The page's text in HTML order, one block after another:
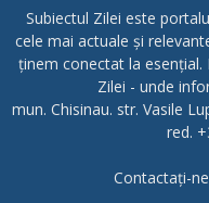
Subiectul Zilei este
cele mai actuale și
ținem conectat la esențial.
Zilei - unde
mun. Chisinau. str. Vasile
red.
Contactați-